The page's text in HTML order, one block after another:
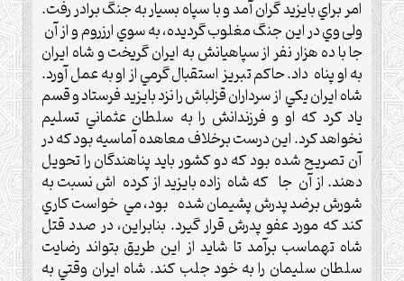
امر براي بايزيد گران آمد و با سپاه بسيار به جنگ برادر رفت.‌
ولی وي در اين جنگ مغلوب گرديده، به سوي ارزروم و از آن
جا با ده هزار نفر از سپاهيانش به ايران گريخت و شاه ايران
به او پناه داد.‌ حاكم تبريز استقبال گرمي از او به عمل آورد.‌
شاه ايران يكي از سرداران قزلباش را نزد بايزيد فرستاد و قسم
ياد كرد كه او و فرزندانش را به سلطان عثماني تسليم
نخواهد كرد.‌ اين درست برخلاف معاهده آماسيه بود كه در
آن تصريح شده بود كه دو كشور بايد پناهندگان را تحويل
دهند.‌ از آن جا كه شاه زاده بايزيد از كرده اش نسبت به
شورش برضد پدرش پشيمان شده بود، مي خواست كاري
كند كه مورد عفو پدرش قرار گيرد.‌ بنابراين، در صدد قتل
شاه تهماسب برآمد تا شايد از اين طريق بتواند رضايت
سلطان سليمان را به خود جلب كند.‌ شاه ايران وقتي به